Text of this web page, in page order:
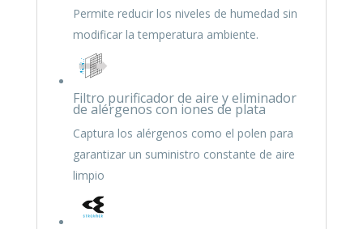
Permite reducir los niveles de humedad sin
modificar la temperatura ambiente.
Filtro purificador de aire y eliminador
de alérgenos con iones de plata
Captura los alérgenos como el polen para
garantizar un suministro constante de aire
limpio